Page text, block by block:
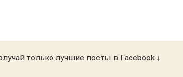
только лучшие посты в Facebook ↓